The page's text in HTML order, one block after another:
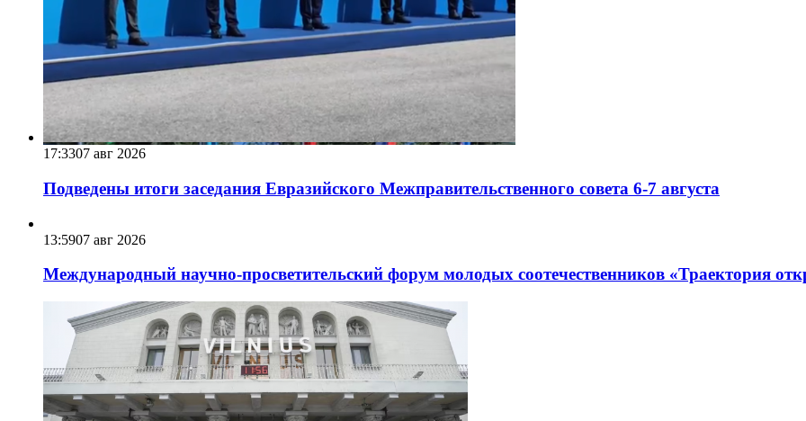
17:3307 авг 2026
Подведены итоги заседания Евразийского Межправительственного совета 6-7 августа
13:5907 авг 2026
Международный научно-просветительский форум молодых соотечественников «Траектория